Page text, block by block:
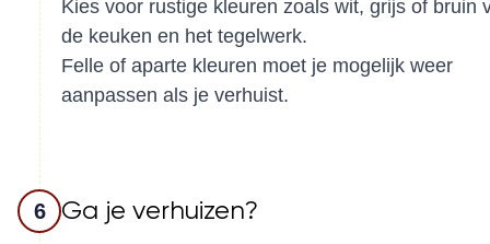
Kies voor rustige kleuren zoals wit, grijs of bruin
de keuken en het tegelwerk.
Felle of aparte kleuren moet je mogelijk weer
aanpassen als je verhuist.
6 Ga je verhuizen?